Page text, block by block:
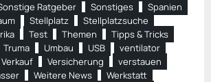
Ratgeber Sonstiges
Spanien
Stellplatz
Stellplatzsuche
Test Themen
Tipps & Tricks
Truma Umbau USB
ventilator
Verkauf Versicherung
verstauen
Weitere News
Werkstatt